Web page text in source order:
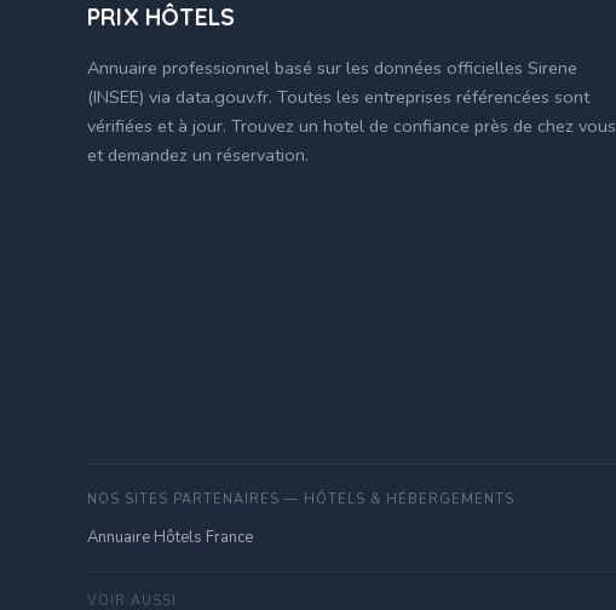
PRIX HÔTELS
Annuaire professionnel basé sur les données officielles Sirene
(INSEE) via data.gouv.fr. Toutes les entreprises référencées sont
vérifiées et à jour. Trouvez un hotel de confiance près de chez vous
et demandez un réservation.
NOS SITES PARTENAIRES — HÔTELS & HÉBERGEMENTS
Annuaire Hôtels France
VOIR AUSSI